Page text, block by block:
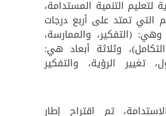
لتعليم التنمية المستدامة،
التي تمتد على أربع درجات
(التفكير، والممارسة،
وثلاثة أبعاد هي:
تغيير الرؤية، والتفكير
تم اقتراح إطار